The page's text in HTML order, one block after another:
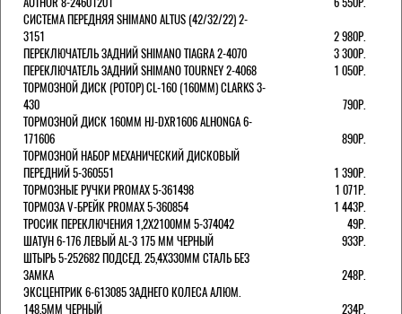
СИСТЕМА ПЕРЕДНЯЯ SHIMANO ALTUS (42/32/22) 2-
3151
2 980Р.
ПЕРЕКЛЮЧАТЕЛЬ ЗАДНИЙ SHIMANO TIAGRA 2-4070
3 300Р.
ПЕРЕКЛЮЧАТЕЛЬ ЗАДНИЙ SHIMANO TOURNEY 2-4068
1 050Р.
ТОРМОЗНОЙ ДИСК (РОТОР) CL-160 (160ММ) CLARKS 3-
430
790Р.
ТОРМОЗНОЙ ДИСК 160ММ HJ-DXR1606 ALHONGA 6-
171606
890Р.
ТОРМОЗНОЙ НАБОР МЕХАНИЧЕСКИЙ ДИСКОВЫЙ
ПЕРЕДНИЙ 5-360551
1 390Р.
ТОРМОЗНЫЕ РУЧКИ PROMAX 5-361498
1 071Р.
ТОРМОЗА V-БРЕЙК PROMAX 5-360854
1 443Р.
ТРОСИК ПЕРЕКЛЮЧЕНИЯ 1,2Х2100ММ 5-374042
49Р.
ШАТУН 6-176 ЛЕВЫЙ AL-3 175 ММ ЧЕРНЫЙ
933Р.
ШТЫРЬ 5-252682 ПОДСЕД. 25,4Х330ММ СТАЛЬ БЕЗ
ЗАМКА
248Р.
ЭКСЦЕНТРИК 6-613085 ЗАДНЕГО КОЛЕСА АЛЮМ.
148,5ММ ЧЕРНЫЙ
234Р.